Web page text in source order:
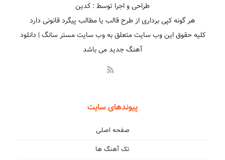
طراحی و اجرا توسط : کدین
هر گونه کپی برداری از طرح قالب یا مطالب پیگرد قانونی دارد
کلیه حقوق این وب سایت متعلق به وب سایت مستر سانگ | دانلود
آهنگ جدید می باشد
پیوندهای سایت
صفحه اصلی
تک آهنگ ها